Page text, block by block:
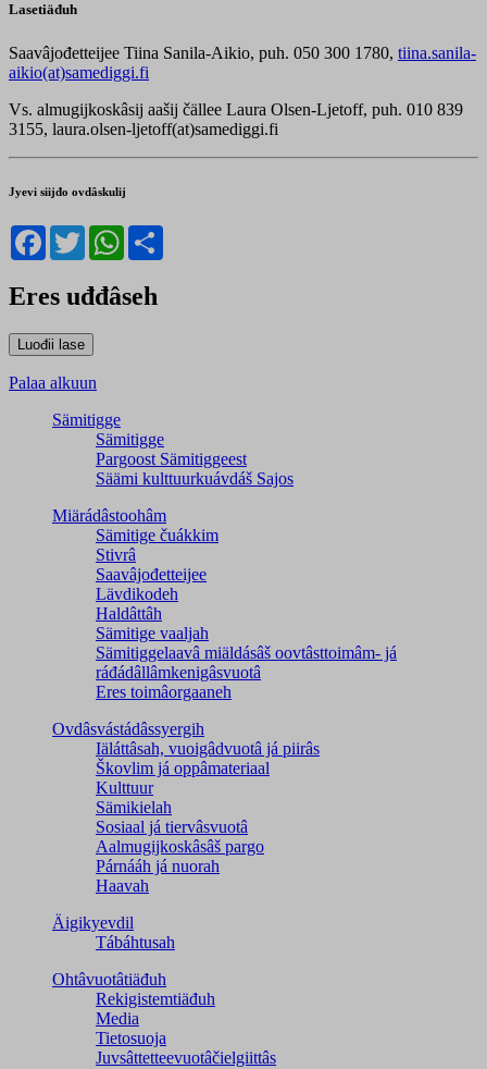
Lasetiäđuh
Saavâjođetteijee Tiina Sanila-Aikio, puh. 050 300 1780, tiina.sanila-
aikio(at)samediggi.fi
Vs. almugijkoskâsij aašij čällee Laura Olsen-Ljetoff, puh. 010 839
3155, laura.olsen-ljetoff(at)samediggi.fi
Jyevi siijđo ovdâskulij
Facebook
TwitterWhatsApp
Eres uđđâseh
Palaa alkuun
Sämitigge
Sämitigge
Pargoost Sämitiggeest
Säämi kulttuurkuávdáš Sajos
Miärádâstoohâm
Sämitige čuákkim
Stivrâ
Saavâjođetteijee
Lävdikodeh
Haldâttâh
Sämitige vaaljah
Sämitiggelaavâ miäldásâš oovtâsttoimâm- já
ráđádâllâmkenigâsvuotâ
Eres toimâorgaaneh
Ovdâsvástádâssyergih
Iäláttâsah, vuoigâdvuotâ já piirâs
Škovlim já oppâmateriaal
Kulttuur
Sämikielah
Sosiaal já tiervâsvuotâ
Aalmugijkoskâsâš pargo
Párnááh já nuorah
Haavah
Äigikyevdil
Tábáhtusah
Ohtâvuotâtiäđuh
Rekigistemtiäđuh
Media
Tietosuoja
Juvsâttetteevuotâčielgiittâs